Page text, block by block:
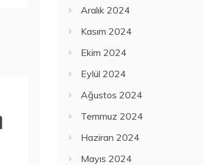
Aralık 2024
Kasım 2024
Ekim 2024
Eylül 2024
Ağustos 2024
Temmuz 2024
Haziran 2024
Mayıs 2024